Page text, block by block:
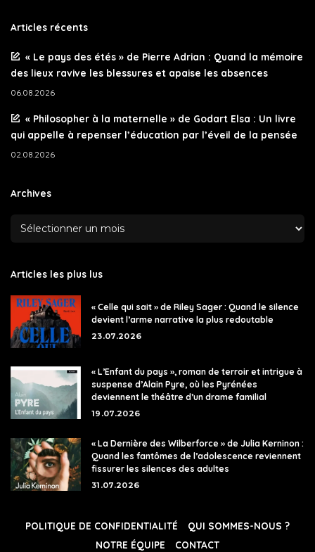
Articles récents
« Le pays des étés » de Pierre Adrian : Quand la mémoire
des lieux ravive les blessures et apaise les absences
06.08.2026
« Philosopher à la maternelle » de Godart Elsa : Un livre
qui appelle à repenser l’éducation par l’éveil de la pensée
02.08.2026
Archives
Articles les plus lus
« Celle qui sait » de Riley Sager : Quand le silence
devient l’arme narrative la plus redoutable
23.07.2026
« L’Enfant du pays », roman de terroir et intrigue à
suspense d’Alain Pyre, où les Pyrénées
deviennent le théâtre d’un drame familial
19.07.2026
« La Dernière des Wilberforce » de Julia Kerninon :
Quand les fantômes de l’adolescence reviennent
fissurer les silences des adultes
31.07.2026
POLITIQUE DE CONFIDENTIALITÉ
QUI SOMMES-NOUS ?
NOTRE ÉQUIPE
CONTACT